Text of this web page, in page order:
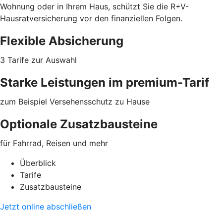
Wohnung oder in Ihrem Haus, schützt Sie die R+V-
Hausratversicherung vor den finanziellen Folgen.
Flexible Absicherung
3 Tarife zur Auswahl
Starke Leistungen im premium-Tarif
zum Beispiel Versehensschutz zu Hause
Optionale Zusatzbausteine
für Fahrrad, Reisen und mehr
Überblick
Tarife
Zusatzbausteine
Jetzt online abschließen